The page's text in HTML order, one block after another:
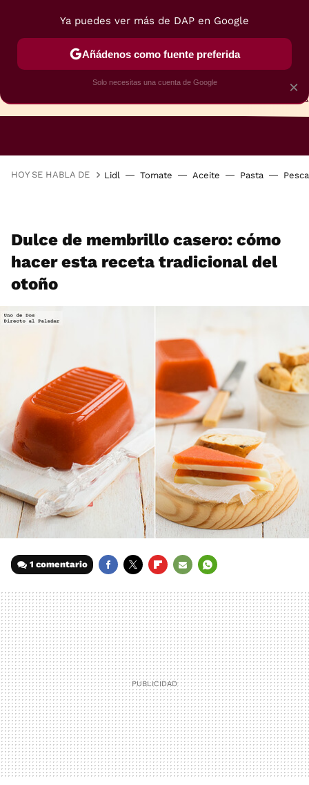
HOY SE HABLA DE Lidl Tomate Aceite Pasta
Dulce de membrillo casero: cómo
hacer esta receta tradicional del
otoño
1 comentario
MAIL
×
Ya puedes ver más de DAP en Google
Añádenos como fuente preferida
Solo necesitas una cuenta de Google